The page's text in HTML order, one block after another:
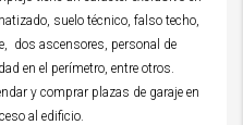
suelo técnico, falso techo,
dos ascensores, personal de
en el perímetro, entre otros.
y comprar plazas de garaje en
al edificio.